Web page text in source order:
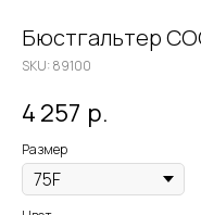
Бюстгальтер
SKU: 89100
4 257 р.
Размер